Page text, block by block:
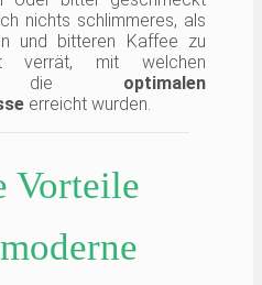
nichts schlimmeres, als
und bitteren Kaffee zu
verrät, mit welchen
die optimalen
erreicht wurden.
Vorteile